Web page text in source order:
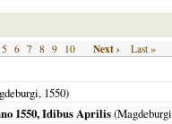
5 6 7 8 9 10 Next › Last »
, 1550)
1550, Idibus Aprilis(Magdeburgi